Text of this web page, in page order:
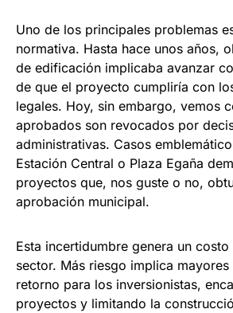
Uno de los principales problemas
normativa. Hasta hace unos años,
de edificación implicaba avanzar
de que el proyecto cumpliría con
legales. Hoy, sin embargo, vemos
aprobados son revocados por
administrativas. Casos
Estación Central o Plaza Egaña
proyectos que, nos guste o no,
aprobación municipal.
Esta incertidumbre genera un
sector. Más riesgo implica
retorno para los inversionistas,
proyectos y limitando la